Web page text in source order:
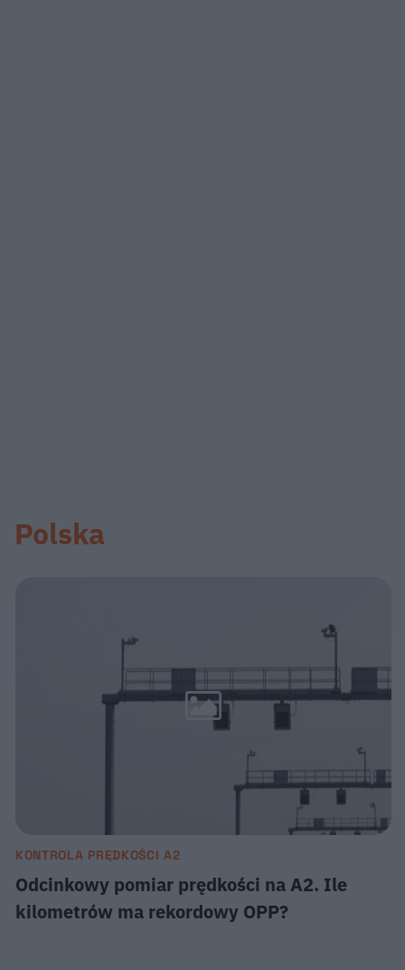
Polska
KONTROLA PRĘDKOŚCI A2
Odcinkowy pomiar prędkości na A2. Ile
kilometrów ma rekordowy OPP?